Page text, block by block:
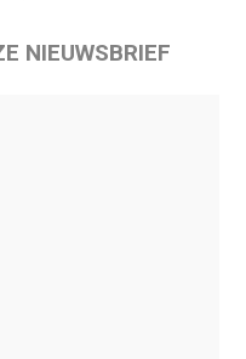
NIEUWSBRIEF